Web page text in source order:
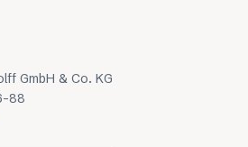
GmbH & Co. KG
88